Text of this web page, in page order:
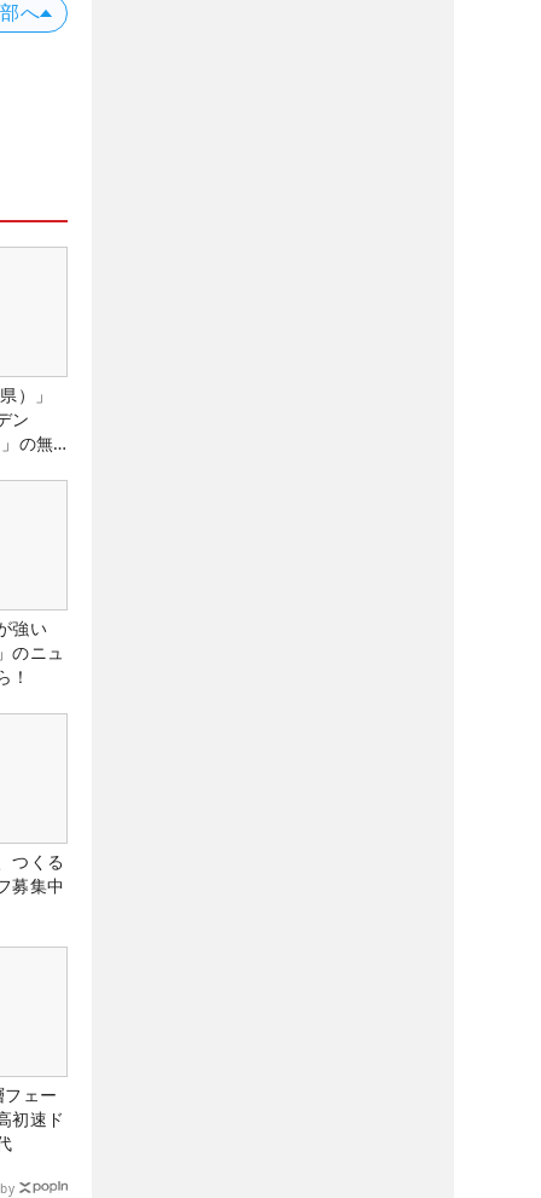
へ
）」
ン
の無
強い
のニュ
！
つくる
募集中
ェー
初速ド